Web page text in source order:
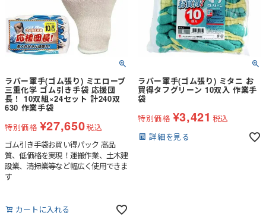
ラバー軍手(ゴム張り) ミエローブ
三重化学 ゴム引き手袋 応援団
長！ 10双組×24セット 計240双
630 作業手袋
特別価格 ¥27,650税込
ゴム引き手袋お買い得パック 高品
質、低価格を実現！運搬作業、土木建
設業、清掃業等など幅広く使用できま
す
カートに入れる
ラバー軍手(ゴム張り) ミタニ お
買得タフグリーン 10双入 作業手
袋
特別価格 ¥3,421 税込
詳細を見る